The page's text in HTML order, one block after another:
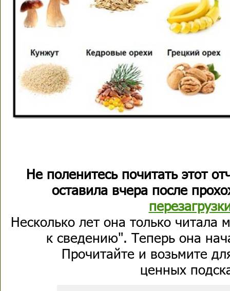
Не поленитесь почитать этот
оставила вчера после
Несколько лет она только
к сведению". Теперь она
Прочитайте и возьмите
ценных